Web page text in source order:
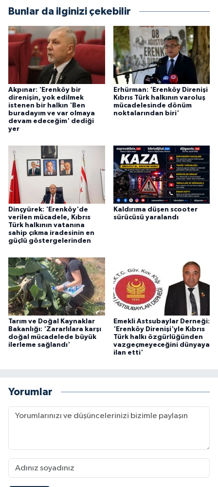
Bunlar da ilginizi çekebilir
Akpınar: 'Erenköy bir
direnişin, yok edilmek
istenen bir halkın 'Ben
buradayım ve var olmaya
devam edeceğim' dediği
yer
Erhürman: 'Erenköy Direnişi
Kıbrıs Türk halkının varoluş
mücadelesinde dönüm
noktalarından biri'
Dinçyürek: 'Erenköy'de
verilen mücadele, Kıbrıs
Türk halkının vatanına
sahip çıkma iradesinin en
güçlü göstergelerinden
Kaldırıma düşen scooter
sürücüsü yaralandı
Tarım ve Doğal Kaynaklar
Bakanlığı: 'Zararlılara karşı
doğal mücadelede büyük
ilerleme sağlandı'
Emekli Astsubaylar Derneği:
'Erenköy Direnişi'yle Kıbrıs
Türk halkı özgürlüğünden
vazgeçmeyeceğini dünyaya
ilan etti'
Yorumlar